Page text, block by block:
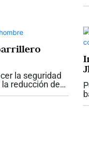
la seguridad
reducción de
el alcalde de